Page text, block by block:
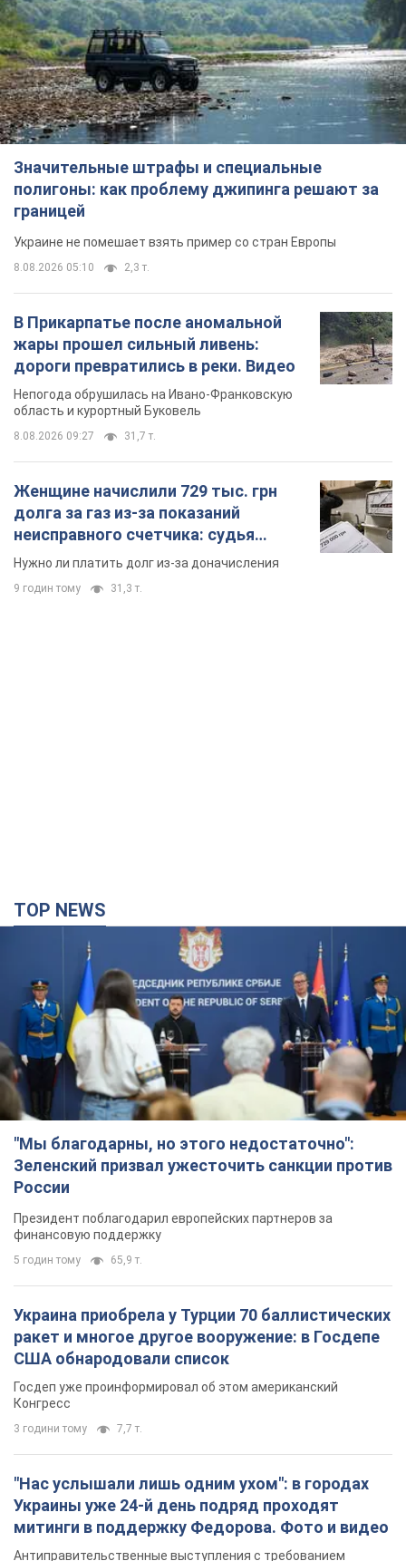
Значительные штрафы и специальные
полигоны: как проблему джипинга решают за
границей
Украине не помешает взять пример со стран Европы
8.08.2026 05:10 2,3 т.
В Прикарпатье после аномальной
жары прошел сильный ливень:
дороги превратились в реки. Видео
Непогода обрушилась на Ивано-Франковскую
область и курортный Буковель
8.08.2026 09:27 31,7 т.
Женщине начислили 729 тыс. грн
долга за газ из-за показаний
неисправного счетчика: судья
вынес неожиданное решение
Нужно ли платить долг из-за доначисления
9 годин тому 31,3 т.
TOP NEWS
"Мы благодарны, но этого недостаточно":
Зеленский призвал ужесточить санкции против
России
Президент поблагодарил европейских партнеров за
финансовую поддержку
5 годин тому 65,9 т.
Украина приобрела у Турции 70 баллистических
ракет и многое другое вооружение: в Госдепе
США обнародовали список
Госдеп уже проинформировал об этом американский
Конгресс
3 години тому 7,7 т.
"Нас услышали лишь одним ухом": в городах
Украины уже 24-й день подряд проходят
митинги в поддержку Федорова. Фото и видео
Антиправительственные выступления с требованием